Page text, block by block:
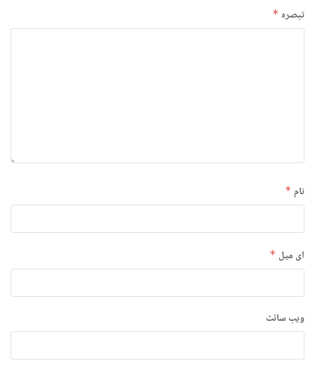
تبصرہ *
نام *
ای میل *
ویب‌ سائٹ